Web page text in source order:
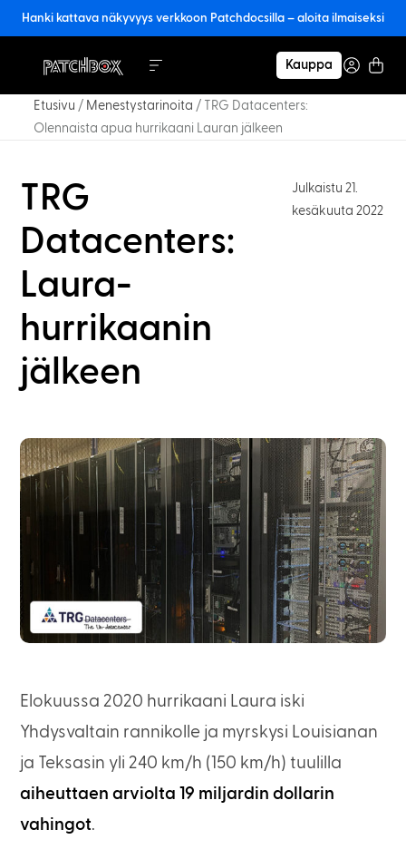
Hanki kattava näkyvyys verkkoon Patchdocsilla – aloita ilmaiseksi
Kauppa
Etusivu / Menestystarinoita /
TRG Datacenters:
Olennaista apua hurrikaani Lauran jälkeen
TRG
Datacenters:
Laura-
hurrikaanin
jälkeen
Julkaistu 21.
kesäkuuta 2022
Elokuussa 2020 hurrikaani Laura iski
Yhdysvaltain rannikolle ja myrskysi Louisianan
ja Teksasin yli 240 km/h (150 km/h) tuulilla
aiheuttaen arviolta 19 miljardin dollarin
vahingot.